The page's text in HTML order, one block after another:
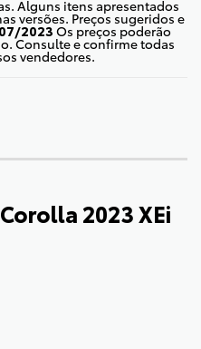
Alguns itens apresentados
versões. Preços sugeridos e
2023Os preços poderão
Consulte e confirme todas
vendedores.
2023 XEi